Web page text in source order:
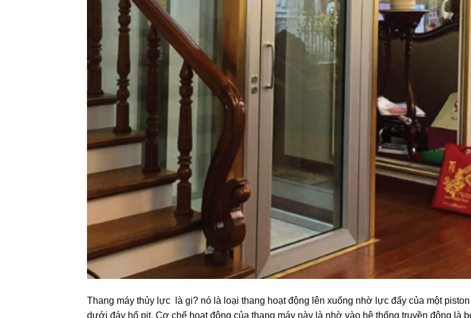
Thang máy thủy lực là gi? nó là loại thang hoạt động lên xuống nhờ lực đẩy của một
dưới đáy hố pit. Cơ chế hoạt động của thang máy này là nhờ vào hệ thống truyền động là